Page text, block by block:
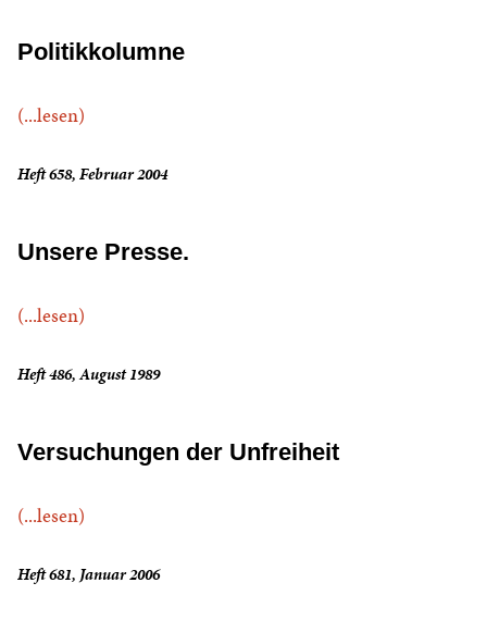
Politikkolumne
(...lesen)
Heft 658, Februar 2004
Unsere Presse.
(...lesen)
Heft 486, August 1989
Versuchungen der Unfreiheit
(...lesen)
Heft 681, Januar 2006